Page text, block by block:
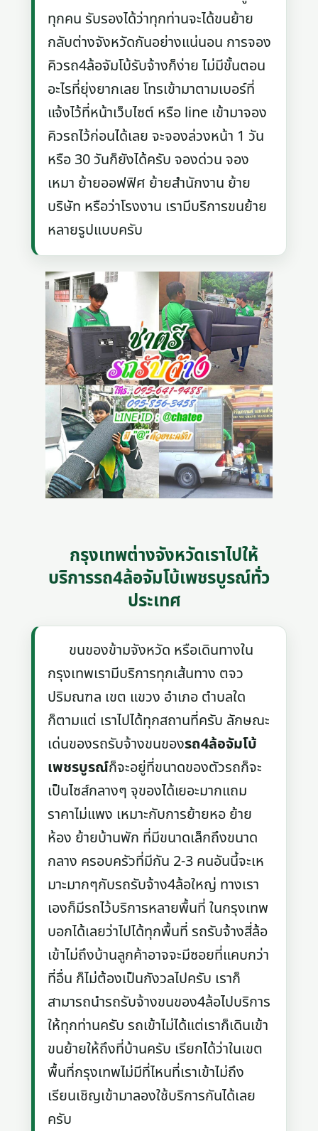
ทุกคน รับรองได้ว่าทุกท่านจะได้ขนย้าย
กลับต่างจังหวัดกันอย่างแน่นอน การจอง
คิวรถ4ล้อจัมโบ้รับจ้างก็ง่าย ไม่มีขั้นตอน
อะไรที่ยุ่งยากเลย โทรเข้ามาตามเบอร์ที่
แจ้งไว้ที่หน้าเว็บไซต์ หรือ line เข้ามาจอง
คิวรถไว้ก่อนได้เลย จะจองล่วงหน้า 1 วัน
หรือ 30 วันก็ยังได้ครับ จองด่วน จอง
เหมา ย้ายออฟฟิศ ย้ายสำนักงาน ย้าย
บริษัท หรือว่าโรงงาน เรามีบริการขนย้าย
หลายรูปแบบครับ
กรุงเทพต่างจังหวัดเราไปให้
บริการรถ4ล้อจัมโบ้เพชรบูรณ์ทั่ว
ประเทศ
ขนของข้ามจังหวัด หรือเดินทางใน
กรุงเทพเรามีบริการทุกเส้นทาง ตจว
ปริมณฑล เขต แขวง อำเภอ ตำบลใด
ก็ตามแต่ เราไปได้ทุกสถานที่ครับ ลักษณะ
เด่นของรถรับจ้างขนของรถ4ล้อจัมโบ้
เพชรบูรณ์ก็จะอยู่ที่ขนาดของตัวรถก็จะ
เป็นไซส์กลางๆ จุของได้เยอะมากแถม
ราคาไม่แพง เหมาะกับการย้ายหอ ย้าย
ห้อง ย้ายบ้านพัก ที่มีขนาดเล็กถึงขนาด
กลาง ครอบครัวที่มีกัน 2-3 คนอันนี้จะเห
มาะมากๆกับรถรับจ้าง4ล้อใหญ่ ทางเรา
เองก็มีรถไว้บริการหลายพื้นที่ ในกรุงเทพ
บอกได้เลยว่าไปได้ทุกพื้นที่ รถรับจ้างสี่ล้อ
เข้าไม่ถึงบ้านลูกค้าอาจจะมีซอยที่แคบกว่า
ที่อื่น ก็ไม่ต้องเป็นกังวลไปครับ เราก็
สามารถนำรถรับจ้างขนของ4ล้อไปบริการ
ให้ทุกท่านครับ รถเข้าไม่ได้แต่เราก็เดินเข้า
ขนย้ายให้ถึงที่บ้านครับ เรียกได้ว่าในเขต
พื้นที่กรุงเทพไม่มีที่ไหนที่เราเข้าไม่ถึง
เรียนเชิญเข้ามาลองใช้บริการกันได้เลย
ครับ